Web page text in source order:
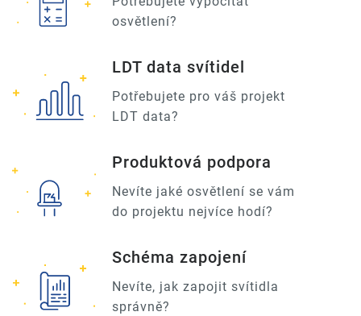
osvětlení?
LDT data svítidel
Potřebujete pro váš projekt
LDT data?
Produktová podpora
Nevíte jaké osvětlení se vám
do projektu nejvíce hodí?
Schéma zapojení
Nevíte, jak zapojit svítidla
správně?